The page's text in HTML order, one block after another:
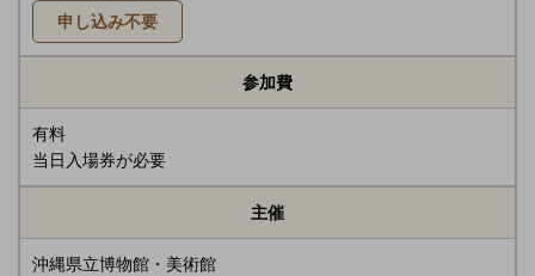
申し込み不要
参加費
有料
当日入場券が必要
主催
沖縄県立博物館・美術館